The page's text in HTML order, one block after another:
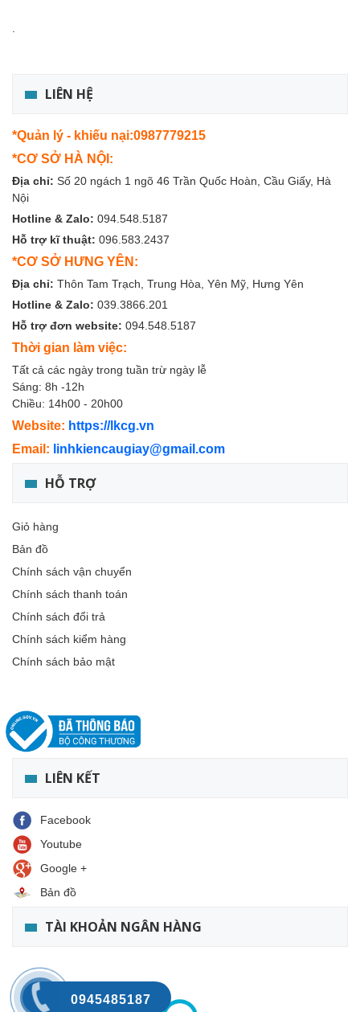
LIÊN HỆ
*Quản lý - khiếu nại:0987779215
*CƠ SỞ HÀ NỘI:
Địa chỉ: Số 20 ngách 1 ngõ 46 Trần Quốc Hoàn, Cầu Giấy, Hà
Nội
Hotline & Zalo: 094.548.5187
Hỗ trợ kĩ thuật: 096.583.2437
*CƠ SỞ HƯNG YÊN:
Địa chỉ: Thôn Tam Trạch, Trung Hòa, Yên Mỹ, Hưng Yên
Hotline & Zalo: 039.3866.201
Hỗ trợ đơn website: 094.548.5187
Thời gian làm việc:
Tất cả các ngày trong tuần trừ ngày lễ
Sáng: 8h -12h
Chiều: 14h00 - 20h00
Website: https://lkcg.vn
Email: linhkiencaugiay@gmail.com
HỖ TRỢ
Giỏ hàng
Bản đồ
Chính sách vận chuyển
Chính sách thanh toán
Chính sách đổi trả
Chính sách kiểm hàng
Chính sách bảo mật
LIÊN KẾT
Facebook
Youtube
Google +
Bản đồ
TÀI KHOẢN NGÂN HÀNG
0945485187